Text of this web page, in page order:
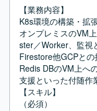
【業務内容】
K8s環境の構築・拡
オンプレミスのVM
ster／Worker、監視
Firestore他GCPと
Redis DBのVM上へ
支援といった付随作
【スキル】
（必須）